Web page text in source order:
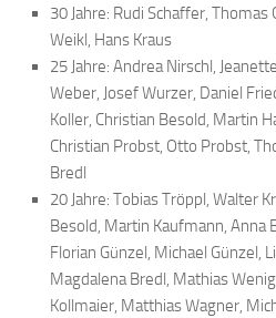
30 Jahre: Rudi Schaffer, Thomas
Weikl, Hans Kraus
25 Jahre: Andrea Nirschl,
Weber, Josef Wurzer, Daniel
Koller, Christian Besold, Martin
Christian Probst, Otto Probst,
Bredl
20 Jahre: Tobias Tröppl, Walter
Besold, Martin Kaufmann, Anna
Florian Günzel, Michael Günzel,
Magdalena Bredl, Mathias
Kollmaier, Matthias Wagner,